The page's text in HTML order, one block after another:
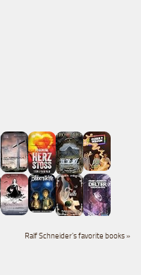
Ralf Schneider's favorite books »